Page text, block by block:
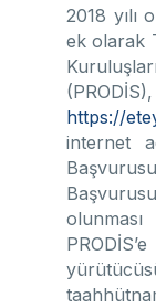
2018 yılı
ek olarak
(PRODİS),
https://
internet